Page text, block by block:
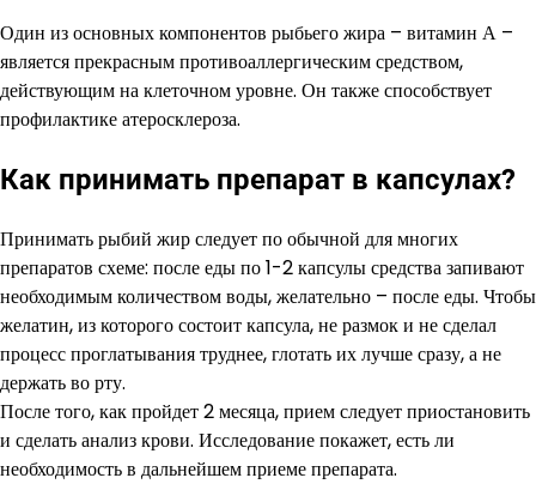
Один из основных компонентов рыбьего жира – витамин А –
является прекрасным противоаллергическим средством,
действующим на клеточном уровне. Он также способствует
профилактике атеросклероза.
Как принимать препарат в капсулах?
Принимать рыбий жир следует по обычной для многих
препаратов схеме: после еды по 1-2 капсулы средства запивают
необходимым количеством воды, желательно – после еды. Чтобы
желатин, из которого состоит капсула, не размок и не сделал
процесс проглатывания труднее, глотать их лучше сразу, а не
держать во рту.
После того, как пройдет 2 месяца, прием следует приостановить
и сделать анализ крови. Исследование покажет, есть ли
необходимость в дальнейшем приеме препарата.